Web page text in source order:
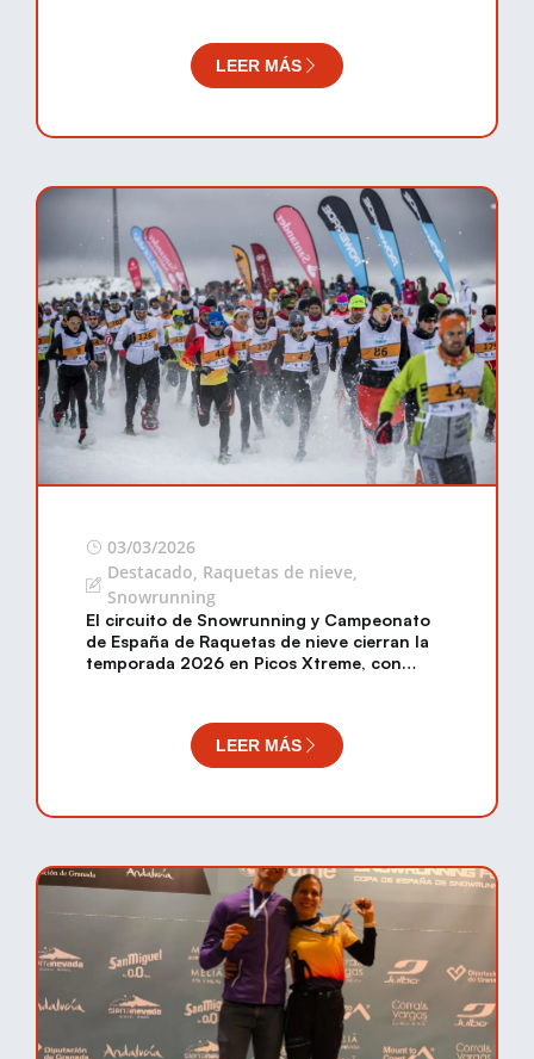
LEER MÁS
03/03/2026
Destacado, Raquetas de nieve,
Snowrunning
El circuito de Snowrunning y Campeonato
de España de Raquetas de nieve cierran la
temporada 2026 en Picos Xtreme, con
LEER MÁS